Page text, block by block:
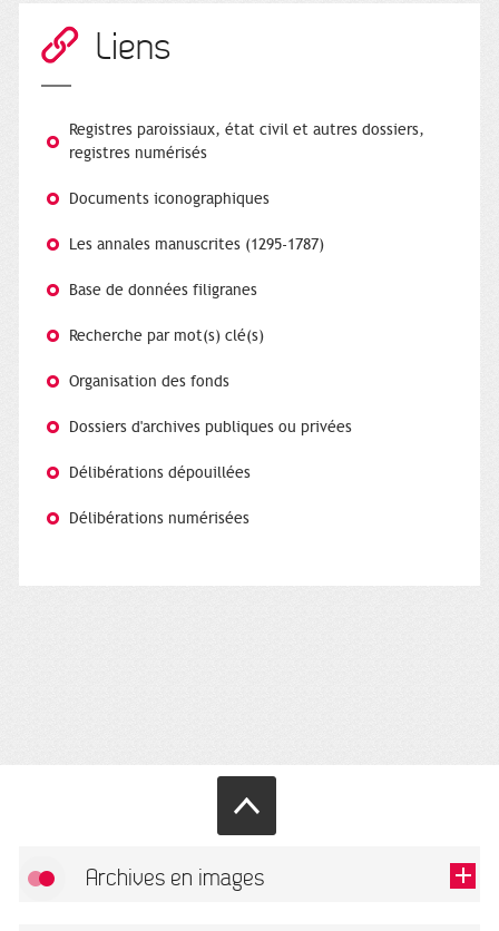
Liens
Registres paroissiaux, état civil et autres dossiers,
registres numérisés
Documents iconographiques
Les annales manuscrites (1295-1787)
Base de données filigranes
Recherche par mot(s) clé(s)
Organisation des fonds
Dossiers d'archives publiques ou privées
Délibérations dépouillées
Délibérations numérisées
Archives en images